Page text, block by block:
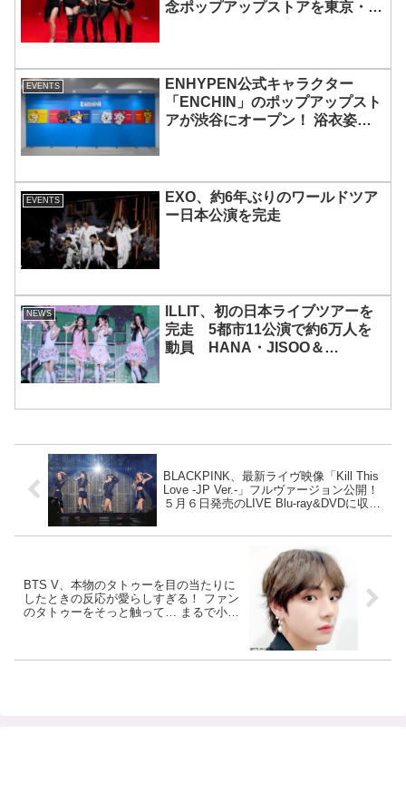
念ポップアップストアを東京・原
EVENTS
ENHYPEN公式キャラクター
「ENCHIN」のポップアップスト
アが渋谷にオープン！ 浴衣姿の
EVENTS
EXO、約6年ぶりのワールドツア
ー日本公演を完走
NEWS
ILLIT、初の日本ライブツアーを
完走 5都市11公演で約6万人を
動員 HANA・JISOO＆
BLACKPINK、最新ライヴ映像「Kill This
Love -JP Ver.-」フルヴァージョン公開！
５月６日発売のLIVE Blu-ray&DVDに収録
BTS V、本物のタトゥーを目の当たりに
したときの反応が愛らしすぎる！ ファン
のタトゥーをそっと触って… まるで小さ